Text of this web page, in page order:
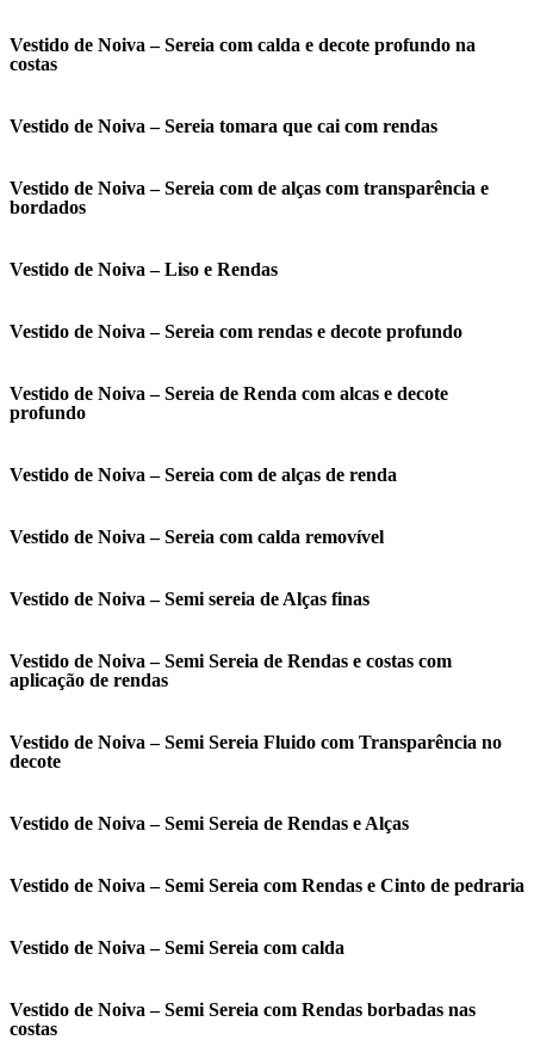
Vestido de Noiva – Sereia com calda e decote profundo na
costas
Vestido de Noiva – Sereia tomara que cai com rendas
Vestido de Noiva – Sereia com de alças com transparência e
bordados
Vestido de Noiva – Liso e Rendas
Vestido de Noiva – Sereia com rendas e decote profundo
Vestido de Noiva – Sereia de Renda com alcas e decote
profundo
Vestido de Noiva – Sereia com de alças de renda
Vestido de Noiva – Sereia com calda removível
Vestido de Noiva – Semi sereia de Alças finas
Vestido de Noiva – Semi Sereia de Rendas e costas com
aplicação de rendas
Vestido de Noiva – Semi Sereia Fluido com Transparência no
decote
Vestido de Noiva – Semi Sereia de Rendas e Alças
Vestido de Noiva – Semi Sereia com Rendas e Cinto de pedraria
Vestido de Noiva – Semi Sereia com calda
Vestido de Noiva – Semi Sereia com Rendas borbadas nas
costas